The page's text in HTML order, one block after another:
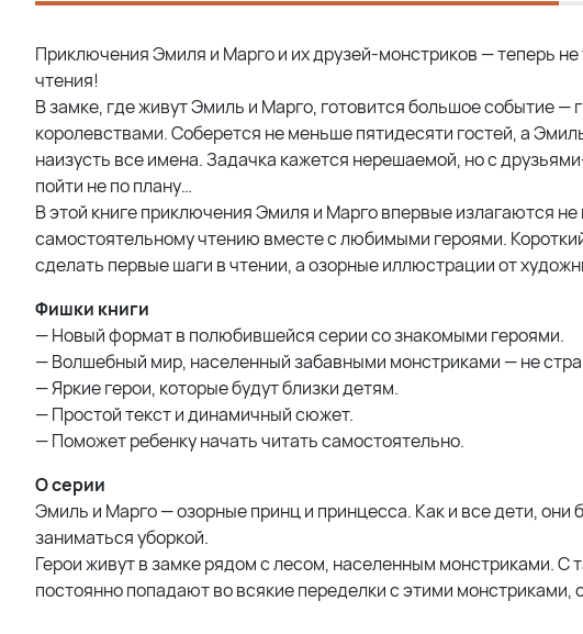
Приключения Эмиля и Марго и их друзей-монстриков — теперь
чтения!
В замке, где живут Эмиль и Марго, готовится большое событие
королевствами. Соберется не меньше пятидесяти гостей, а
наизусть все имена. Задачка кажется нерешаемой, но с
пойти не по плану…
В этой книге приключения Эмиля и Марго впервые излагаются
самостоятельному чтению вместе с любимыми героями.
сделать первые шаги в чтении, а озорные иллюстрации от
Фишки книги
— Новый формат в полюбившейся серии со знакомыми героями.
— Волшебный мир, населенный забавными монстриками — не
— Яркие герои, которые будут близки детям.
— Простой текст и динамичный сюжет.
— Поможет ребенку начать читать самостоятельно.
О серии
Эмиль и Марго — озорные принц и принцесса. Как и все дети, они
заниматься уборкой.
Герои живут в замке рядом с лесом, населенным монстриками.
постоянно попадают во всякие переделки с этими